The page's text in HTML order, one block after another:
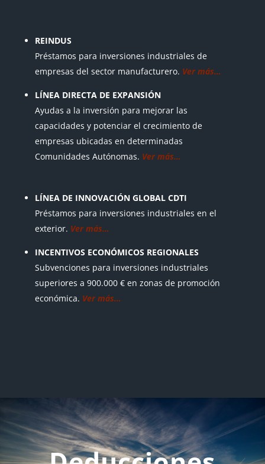
REINDUS
Préstamos para inversiones industriales de
empresas del sector manufacturero. Ver más…
LÍNEA DIRECTA DE EXPANSIÓN
Ayudas a la inversión para mejorar las
capacidades y potenciar el crecimiento de
empresas ubicadas en determinadas
Comunidades Autónomas. Ver más…
LÍNEA DE INNOVACIÓN GLOBAL CDTI
Préstamos para inversiones industriales en el
exterior. Ver más…
INCENTIVOS ECONÓMICOS REGIONALES
Subvenciones para inversiones industriales
superiores a 900.000 € en zonas de promoción
económica. Ver más…